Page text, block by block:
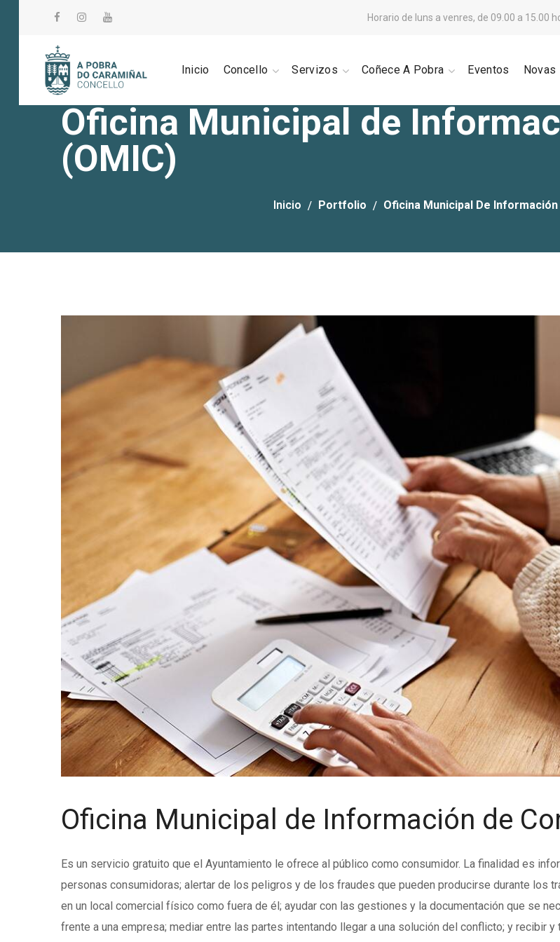
Horario de luns a venres, de 09.00 a 15.00
Inicio Concello Servizos Coñece A Pobra Eventos Novas
Oficina Municipal de
(OMIC)
Inicio Portfolio Oficina Municipal De
Oficina Municipal de Información de
Es un servicio gratuito que el Ayuntamiento le ofrece al público como consumidor. La finalidad es
personas consumidoras; alertar de los peligros y de los fraudes que pueden producirse durante los
en un local comercial físico como fuera de él; ayudar con las gestiones y la documentación que se
frente a una empresa; mediar entre las partes intentando llegar a una solución del conflicto; y recibir